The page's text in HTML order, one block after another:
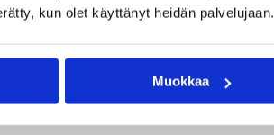
kun olet käyttänyt heidän palvelujaan.
Muokkaa